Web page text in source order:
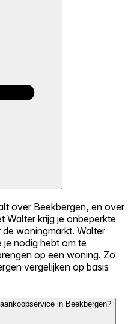
over Beekbergen, en over
Walter krijg je onbeperkte
woningmarkt. Walter
je nodig hebt om te
op een woning. Zo
vergelijken op basis
in Beekbergen?